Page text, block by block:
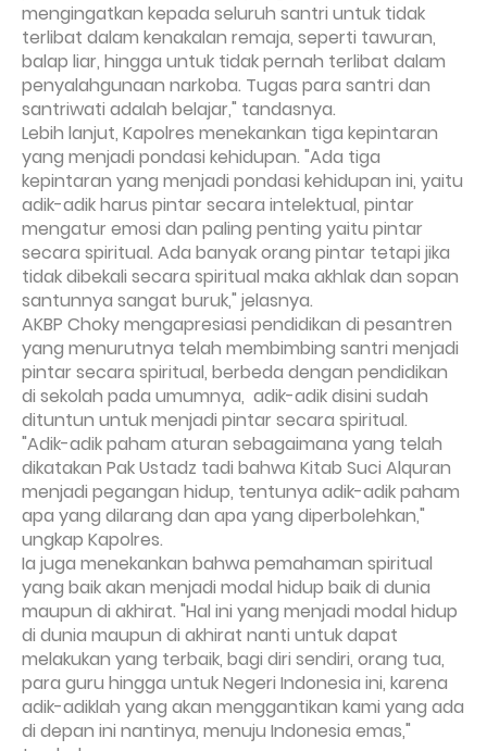
mengingatkan kepada seluruh santri untuk tidak
terlibat dalam kenakalan remaja, seperti tawuran,
balap liar, hingga untuk tidak pernah terlibat dalam
penyalahgunaan narkoba. Tugas para santri dan
santriwati adalah belajar," tandasnya.
Lebih lanjut, Kapolres menekankan tiga kepintaran
yang menjadi pondasi kehidupan. "Ada tiga
kepintaran yang menjadi pondasi kehidupan ini, yaitu
adik-adik harus pintar secara intelektual, pintar
mengatur emosi dan paling penting yaitu pintar
secara spiritual. Ada banyak orang pintar tetapi jika
tidak dibekali secara spiritual maka akhlak dan sopan
santunnya sangat buruk," jelasnya.
AKBP Choky mengapresiasi pendidikan di pesantren
yang menurutnya telah membimbing santri menjadi
pintar secara spiritual, berbeda dengan pendidikan
di sekolah pada umumnya, adik-adik disini sudah
dituntun untuk menjadi pintar secara spiritual.
"Adik-adik paham aturan sebagaimana yang telah
dikatakan Pak Ustadz tadi bahwa Kitab Suci Alquran
menjadi pegangan hidup, tentunya adik-adik paham
apa yang dilarang dan apa yang diperbolehkan,"
ungkap Kapolres.
Ia juga menekankan bahwa pemahaman spiritual
yang baik akan menjadi modal hidup baik di dunia
maupun di akhirat. "Hal ini yang menjadi modal hidup
di dunia maupun di akhirat nanti untuk dapat
melakukan yang terbaik, bagi diri sendiri, orang tua,
para guru hingga untuk Negeri Indonesia ini, karena
adik-adiklah yang akan menggantikan kami yang ada
di depan ini nantinya, menuju Indonesia emas,"